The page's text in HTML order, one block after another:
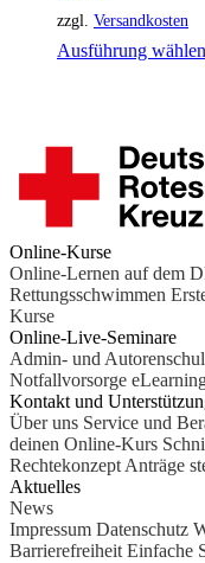
zzgl. Versandkosten
Ausführung wählen
Online-Kurse
Online-Lernen auf dem
Rettungsschwimmen
Kurse
Online-Live-Seminare
Admin- und
Notfallvorsorge
Kontakt und
Über uns Service und
deinen Online-Kurs
Rechtekonzept Anträge
Aktuelles
News
Impressum Datenschutz
Barrierefreiheit Einfache